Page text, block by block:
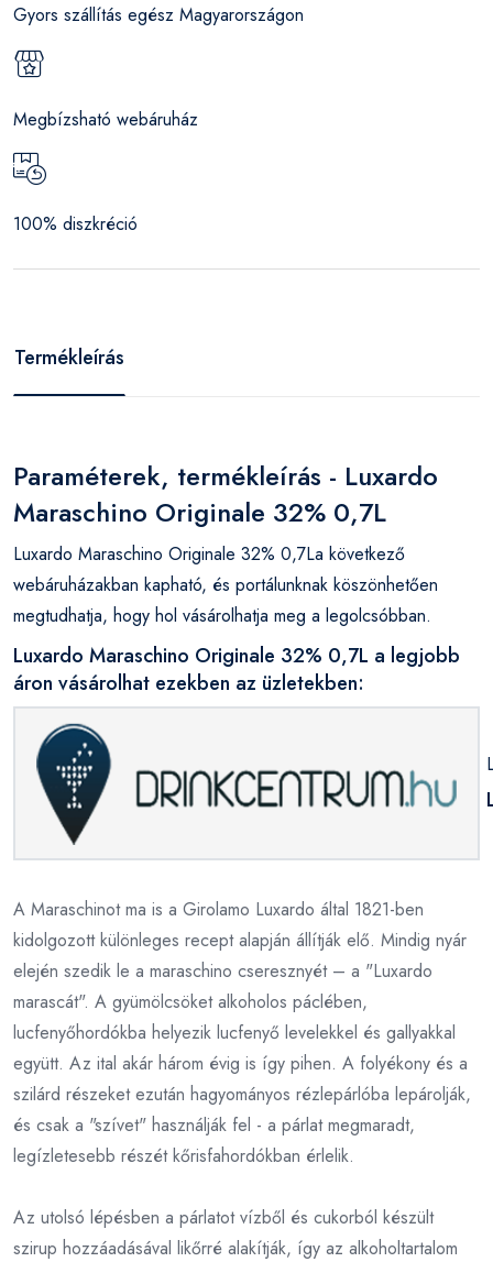
Gyors szállítás egész Magyarországon
Megbízsható webáruház
100% diszkréció
Termékleírás
Paraméterek, termékleírás - Luxardo
Maraschino Originale 32% 0,7L
Luxardo Maraschino Originale 32% 0,7La következő
webáruházakban kapható, és portálunknak köszönhetően
megtudhatja, hogy hol vásárolhatja meg a legolcsóbban.
Luxardo Maraschino Originale 32% 0,7L a legjobb
áron vásárolhat ezekben az üzletekben:
A Maraschinot ma is a Girolamo Luxardo által 1821-ben
kidolgozott különleges recept alapján állítják elő. Mindig nyár
elején szedik le a maraschino cseresznyét – a "Luxardo
marascát". A gyümölcsöket alkoholos páclében,
lucfenyőhordókba helyezik lucfenyő levelekkel és gallyakkal
együtt. Az ital akár három évig is így pihen. A folyékony és a
szilárd részeket ezután hagyományos rézlepárlóba lepárolják,
és csak a "szívet" használják fel - a párlat megmaradt,
legízletesebb részét kőrisfahordókban érlelik.
Az utolsó lépésben a párlatot vízből és cukorból készült
szirup hozzáadásával likőrré alakítják, így az alkoholtartalom